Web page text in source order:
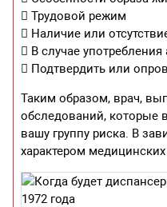
 Трудовой режим
 Наличие или
 В случае
 Подтвердить или
Таким образом, врач,
обследований, которые
вашу группу риска. В
характером